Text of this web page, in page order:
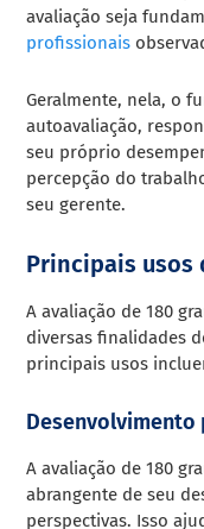
avaliação seja
profissionais
Geralmente, nela, o
autoavaliação,
seu próprio
percepção do
seu gerente.
Principais usos
A avaliação de 180
diversas finalidades
principais usos
A avaliação de 180
abrangente de seu
perspectivas. Isso